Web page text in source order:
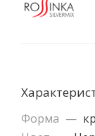
Форма —